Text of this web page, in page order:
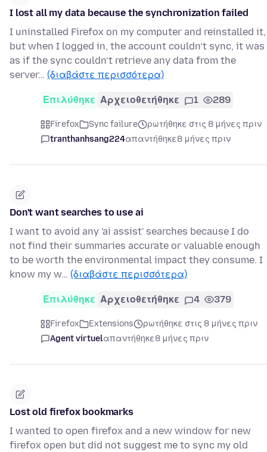
I lost all my data because the synchronization failed
I uninstalled Firefox on my computer and reinstalled it,
but when I logged in, the account couldn’t sync, it was
as if the sync couldn’t retrieve any data from the
server… (διαβάστε περισσότερα)
Επιλύθηκε Αρχειοθετήθηκε 1 289
Firefox Sync failure
ρωτήθηκε στις 8 μήνες πριν
tranthanhsang224απαντήθηκε8 μήνες πριν
Don't want searches to use ai
I want to avoid any 'ai assist' searches because I do
not find their summaries accurate or valuable enough
to be worth the environmental impact they consume. I
know my w… (διαβάστε περισσότερα)
Επιλύθηκε Αρχειοθετήθηκε 4 379
Firefox Extensions
ρωτήθηκε στις 8 μήνες πριν
Agent virtuelαπαντήθηκε8 μήνες πριν
Lost old firefox bookmarks
I wanted to open firefox and a new window for new
firefox open but did not suggest me to sync my old